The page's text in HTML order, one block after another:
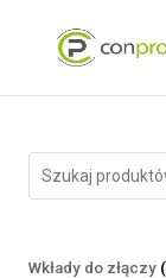
Wkłady do złączy